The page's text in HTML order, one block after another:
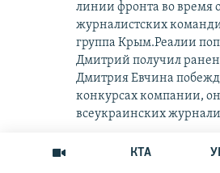
КТА
линии фронта во время
журналистских
группа Крым.Реалии
Дмитрий получил
Дмитрия Евчина
конкурсах компании,
всеукраинских
This item is part of